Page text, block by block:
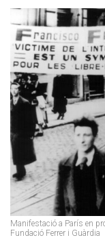
Manifestació a París en
Fundació Ferrer i Guàrdia